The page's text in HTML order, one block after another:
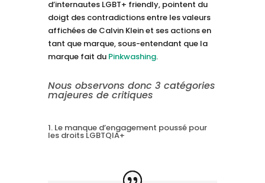
d’internautes LGBT+ friendly, pointent du
doigt des contradictions entre les valeurs
affichées de Calvin Klein et ses actions en
tant que marque, sous-entendant que la
marque fait du Pinkwashing.
Nous observons donc 3 catégories
majeures de critiques
1. Le manque d’engagement poussé pour
les droits LGBTQIA+